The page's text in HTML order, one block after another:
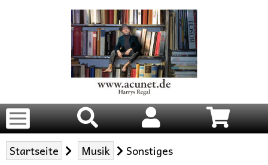
Startseite Musik Sonstiges